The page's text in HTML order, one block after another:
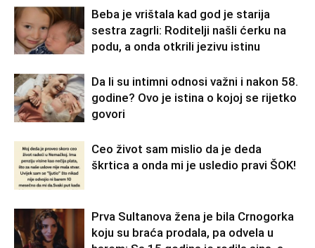
Beba je vrištala kad god je starija
sestra zagrli: Roditelji našli ćerku na
podu, a onda otkrili jezivu istinu
Da li su intimni odnosi važni i nakon 58.
godine? Ovo je istina o kojoj se rijetko
govori
Ceo život sam mislio da je deda
škrtica a onda mi je usledio pravi ŠOK!
Prva Sultanova žena je bila Crnogorka
koju su braća prodala, pa odvela u